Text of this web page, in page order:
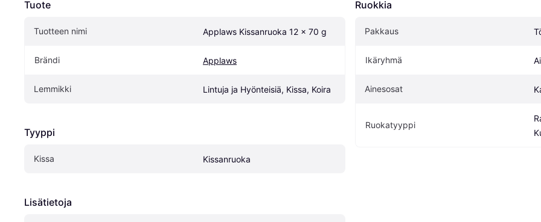
Tuote
Tuotteen nimi Applaws Kissanruoka 12 x 70 g
Brändi Applaws
Lemmikki Lintuja ja Hyönteisiä, Kissa, Koira
Tyyppi
Kissa Kissanruoka
Lisätietoja
Ruokkia
Pakkaus
Ikäryhmä
Ainesosat
Ruokatyyppi